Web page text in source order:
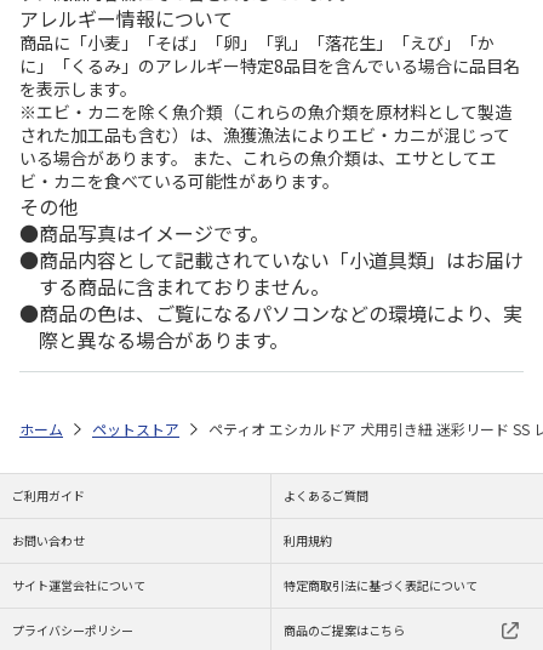
アレルギー情報について
商品に「小麦」「そば」「卵」「乳」「落花生」「えび」「か
に」「くるみ」のアレルギー特定8品目を含んでいる場合に品目名
を表示します。
※エビ・カニを除く魚介類（これらの魚介類を原材料として製造
された加工品も含む）は、漁獲漁法によりエビ・カニが混じって
いる場合があります。 また、これらの魚介類は、エサとしてエ
ビ・カニを食べている可能性があります。
その他
商品写真はイメージです。
商品内容として記載されていない「小道具類」はお届け
する商品に含まれておりません。
商品の色は、ご覧になるパソコンなどの環境により、実
際と異なる場合があります。
ホーム ペットストア ペティオ エシカルドア 犬用引き紐 迷彩リード SS
ご利用ガイド よくあるご質問
お問い合わせ 利用規約
サイト運営会社について 特定商取引法に基づく表記について
プライバシーポリシー 商品のご提案はこちら